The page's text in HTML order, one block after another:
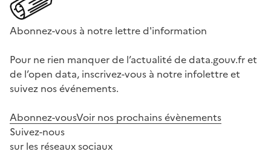
Abonnez-vous à notre lettre d'information
Pour ne rien manquer de l’actualité de data.gouv.fr et
de l’open data, inscrivez-vous à notre infolettre et
suivez nos événements.
Abonnez-vousVoir nos prochains évènements
Suivez-nous
sur les réseaux sociaux